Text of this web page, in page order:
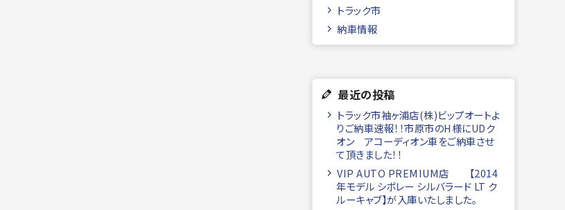
トラック市
納車情報
最近の投稿
トラック市袖ヶ浦店(株)ビップオートよ
りご納車速報！！市原市のH様にUDク
オン アコーディオン車をご納車させ
て頂きました！！
VIP AUTO PREMIUM店 【2014
年モデル シボレー シルバラード LT ク
ルーキャブ】が入庫いたしました。